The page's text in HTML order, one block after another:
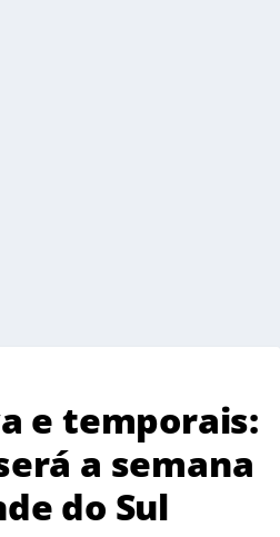
e temporais:
a semana
do Sul